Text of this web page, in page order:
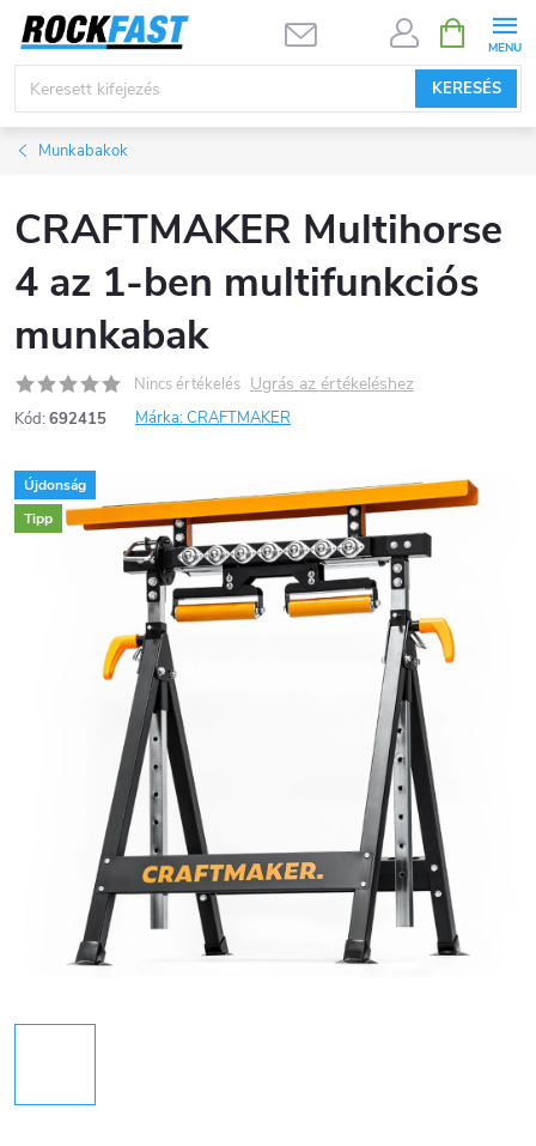
Ugrás
KERESÉS
KOSÁR
Munkabakok
CRAFTMAKER Multihorse
4 az 1-ben multifunkciós
munkabak
Nincs értékelés Ugrás az értékeléshez
Kód: 692415 Márka:CRAFTMAKER
Újdonság
Tipp